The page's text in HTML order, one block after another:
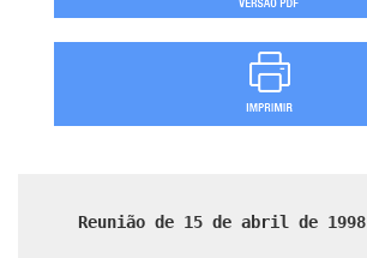
Reunião de 15 de abril de 1998